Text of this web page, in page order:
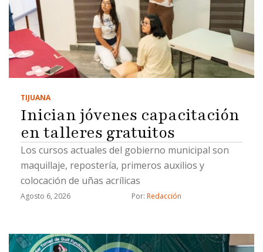
TIJUANA
Inician jóvenes capacitación
en talleres gratuitos
Los cursos actuales del gobierno municipal son
maquillaje, repostería, primeros auxilios y
colocación de uñas acrílicas
Agosto 6, 2026 Por: Redacción